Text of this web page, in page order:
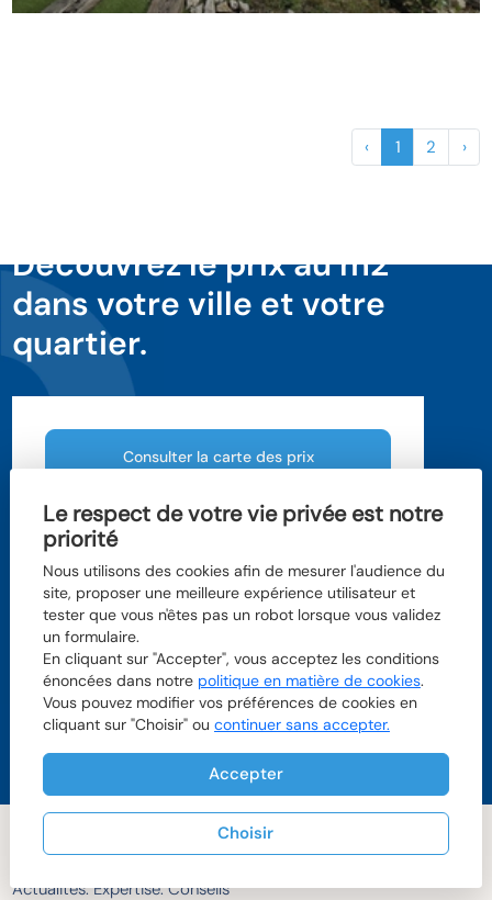
Le respect de votre vie privée est notre
priorité
Nous utilisons des cookies afin de mesurer l'audience du
site, proposer une meilleure expérience utilisateur et
tester que vous n'êtes pas un robot lorsque vous validez
un formulaire.
En cliquant sur "Accepter", vous acceptez les conditions
énoncées dans notre politique en matière de cookies.
Vous pouvez modifier vos préférences de cookies en
cliquant sur "Choisir" ou continuer sans accepter.
Accepter
Choisir
‹ 1 2 ›
Découvrez le prix au m2
dans votre ville et votre
quartier.
Consulter la carte des prix
NANTES
Prix m
moyen
2 193 €
Prix m moyen
3 649
BORDEAUX
BORDEAUX
Prix m moyen
POITIER
POITIER
1 234 € Prix m moyen
1 234 €
Au détour d'une info.
Actualités. Expertise. Conseils